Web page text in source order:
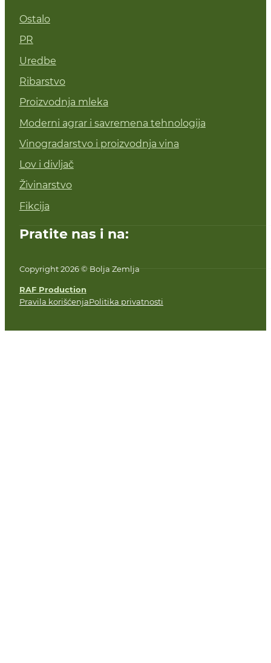
Ostalo
PR
Uredbe
Ribarstvo
Proizvodnja mleka
Moderni agrar i savremena tehnologija
Vinogradarstvo i proizvodnja vina
Lov i divljač
Živinarstvo
Fikcija
Pratite nas i na:
Copyright 2026 © Bolja Zemlja
RAF Production
Pravila korišćenjaPolitika privatnosti